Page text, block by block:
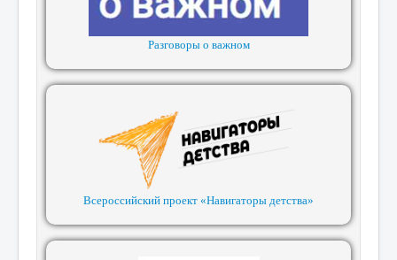
Разговоры о важном
Всероссийский проект «Навигаторы детства»